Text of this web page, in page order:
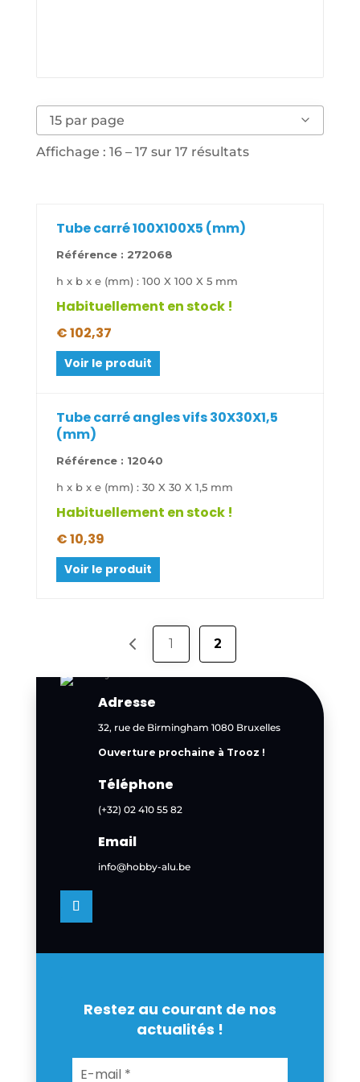
15 par page
Affichage : 16 – 17 sur 17 résultats
Tube carré 100X100X5 (mm)
Référence : 272068
h x b x e (mm) : 100 X 100 X 5 mm
Habituellement en stock !
€102,37
Voir le produit
Tube carré angles vifs 30X30X1,5
(mm)
Référence : 12040
h x b x e (mm) : 30 X 30 X 1,5 mm
Habituellement en stock !
€10,39
Voir le produit
1 2
Adresse
32, rue de Birmingham 1080 Bruxelles
Ouverture prochaine à Trooz !
Téléphone
(+32) 02 410 55 82
Email
info@hobby-alu.be
Restez au courant de nos
actualités !